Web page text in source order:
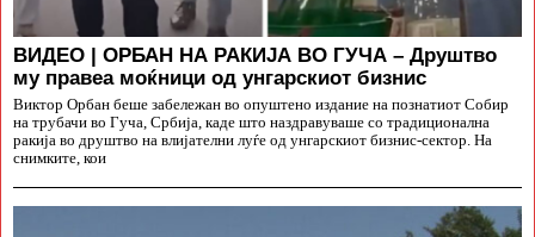
ВИДЕО | ОРБАН НА РАКИЈА ВО ГУЧА – Друштво
му правеа моќници од унгарскиот бизнис
Виктор Орбан беше забележан во опуштено издание на познатиот Собир
на трубачи во Гуча, Србија, каде што наздравуваше со традиционална
ракија во друштво на влијателни луѓе од унгарскиот бизнис-сектор. На
снимките, кои